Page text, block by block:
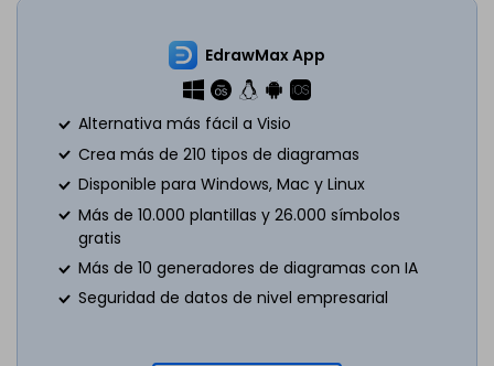
EdrawMax App
Alternativa más fácil a Visio
Crea más de 210 tipos de diagramas
Disponible para Windows, Mac y Linux
Más de 10.000 plantillas y 26.000 símbolos
gratis
Más de 10 generadores de diagramas con IA
Seguridad de datos de nivel empresarial